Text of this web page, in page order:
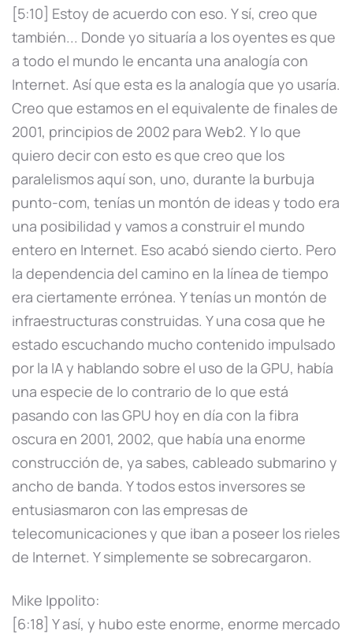
[5:10] Estoy de acuerdo con eso. Y sí, creo que
también... Donde yo situaría a los oyentes es que
a todo el mundo le encanta una analogía con
Internet. Así que esta es la analogía que yo usaría.
Creo que estamos en el equivalente de finales de
2001, principios de 2002 para Web2. Y lo que
quiero decir con esto es que creo que los
paralelismos aquí son, uno, durante la burbuja
punto-com, tenías un montón de ideas y todo era
una posibilidad y vamos a construir el mundo
entero en Internet. Eso acabó siendo cierto. Pero
la dependencia del camino en la línea de tiempo
era ciertamente errónea. Y tenías un montón de
infraestructuras construidas. Y una cosa que he
estado escuchando mucho contenido impulsado
por la IA y hablando sobre el uso de la GPU, había
una especie de lo contrario de lo que está
pasando con las GPU hoy en día con la fibra
oscura en 2001, 2002, que había una enorme
construcción de, ya sabes, cableado submarino y
ancho de banda. Y todos estos inversores se
entusiasmaron con las empresas de
telecomunicaciones y que iban a poseer los rieles
de Internet. Y simplemente se sobrecargaron.
Mike Ippolito:
[6:18] Y así, y hubo este enorme, enorme mercado